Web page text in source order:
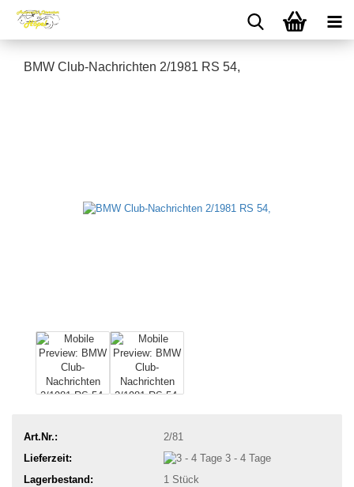
BMW Club-Nachrichten 2/1981 RS 54,
Art.Nr.:
2/81
Lieferzeit:
3 - 4 Tage
Lagerbestand:
1 Stück